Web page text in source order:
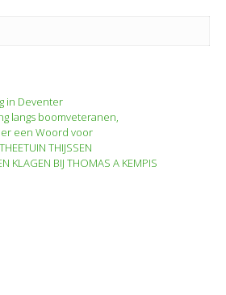
in Deventer
langs boomveteranen,
een Woord voor
THIJSSEN
KLAGEN BIJ THOMAS A KEMPIS